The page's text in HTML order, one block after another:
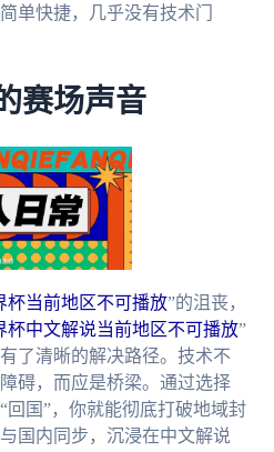
单快捷，几乎没有技术门
赛场声音
杯当前地区不可播放”的沮丧，
杯中文解说当前地区不可播放”
了清晰的解决路径。技术不
碍，而应是桥梁。通过选择
回国”，你就能彻底打破地域封
国内同步，沉浸在中文解说